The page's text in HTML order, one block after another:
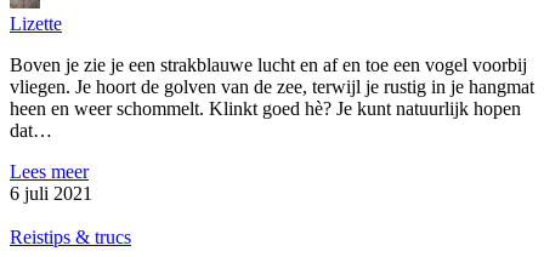
Lizette
Boven je zie je een strakblauwe lucht en af en toe een vogel voorbij
vliegen. Je hoort de golven van de zee, terwijl je rustig in je hangmat
heen en weer schommelt. Klinkt goed hè? Je kunt natuurlijk hopen
dat…
Lees meer
6 juli 2021
Reistips & trucs